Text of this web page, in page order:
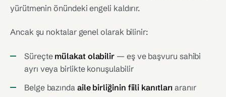
yürütmenin önündeki engeli kaldırır.
Ancak şu noktalar genel olarak bilinir:
Süreçte mülakat olabilir — eş ve başvuru sahibi
ayrı veya birlikte konuşulabilir
Belge bazında aile birliğinin fiili kanıtları aranır